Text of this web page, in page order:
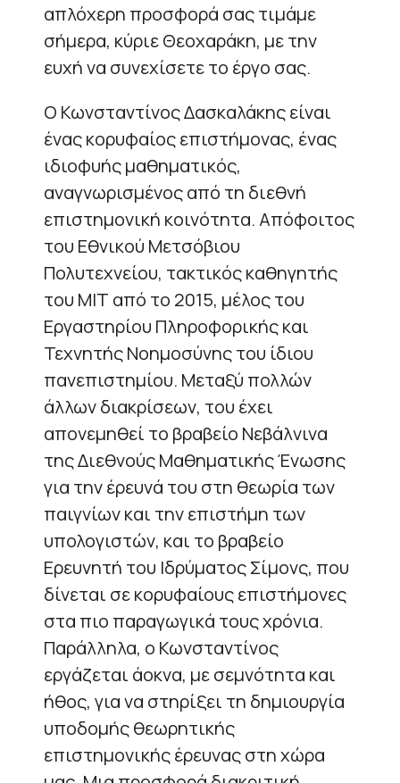
απλόχερη προσφορά σας τιμάμε
σήμερα, κύριε Θεοχαράκη, με την
ευχή να συνεχίσετε το έργο σας.
Ο Κωνσταντίνος Δασκαλάκης είναι
ένας κορυφαίος επιστήμονας, ένας
ιδιοφυής μαθηματικός,
αναγνωρισμένος από τη διεθνή
επιστημονική κοινότητα. Απόφοιτος
του Εθνικού Μετσόβιου
Πολυτεχνείου, τακτικός καθηγητής
του ΜΙΤ από το 2015, μέλος του
Εργαστηρίου Πληροφορικής και
Τεχνητής Νοημοσύνης του ίδιου
πανεπιστημίου. Μεταξύ πολλών
άλλων διακρίσεων, του έχει
απονεμηθεί το βραβείο Νεβάλνινα
της Διεθνούς Μαθηματικής Ένωσης
για την έρευνά του στη θεωρία των
παιγνίων και την επιστήμη των
υπολογιστών, και το βραβείο
Ερευνητή του Ιδρύματος Σίμονς, που
δίνεται σε κορυφαίους επιστήμονες
στα πιο παραγωγικά τους χρόνια.
Παράλληλα, ο Κωνσταντίνος
εργάζεται άοκνα, με σεμνότητα και
ήθος, για να στηρίξει τη δημιουργία
υποδομής θεωρητικής
επιστημονικής έρευνας στη χώρα